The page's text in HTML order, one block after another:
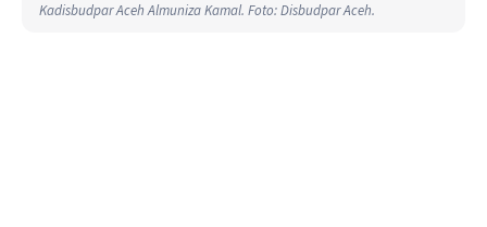
Kadisbudpar Aceh Almuniza Kamal. Foto: Disbudpar Aceh.